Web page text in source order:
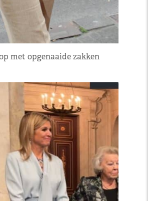
met opgenaaide zakken